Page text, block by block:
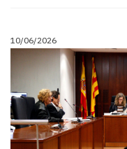
10/06/2026